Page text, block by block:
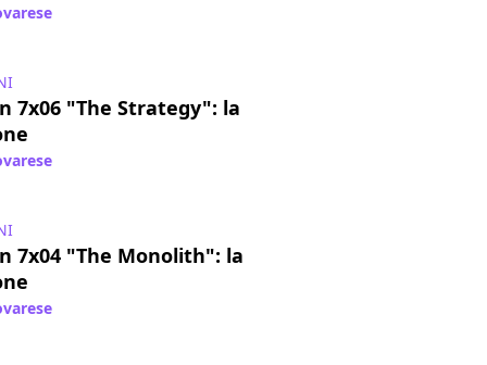
7x06 "The Strategy": la
7x04 "The Monolith": la